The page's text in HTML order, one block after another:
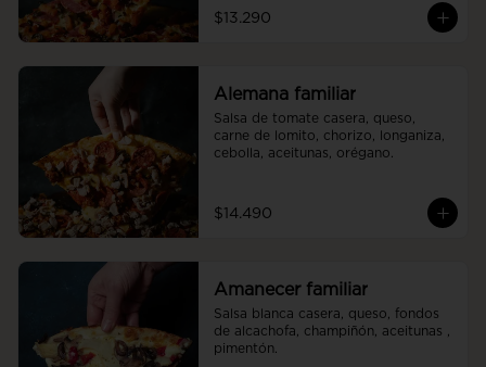
$13.290
Alemana familiar
Salsa de tomate casera, queso,
carne de lomito, chorizo, longaniza,
cebolla, aceitunas, orégano.
$14.490
Amanecer familiar
Salsa blanca casera, queso, fondos
de alcachofa, champiñón, aceitunas ,
pimentón.